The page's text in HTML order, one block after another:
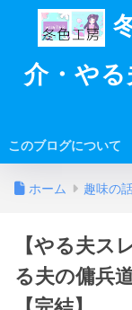
介・や
このブログについて
ホーム 趣味の
【やる夫ス
る夫の傭兵